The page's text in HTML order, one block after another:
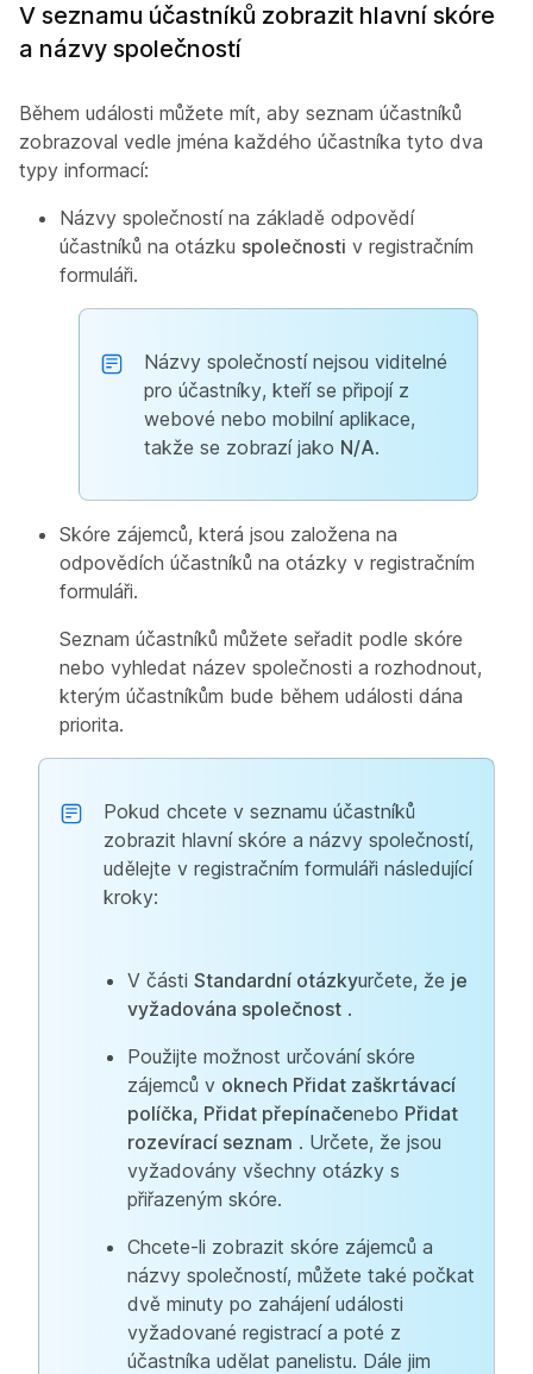
V seznamu účastníků zobrazit hlavní skóre
a názvy společností
Během události můžete mít, aby seznam účastníků
zobrazoval vedle jména každého účastníka tyto dva
typy informací:
Názvy společností na základě odpovědí
účastníků na otázku společnosti v registračním
formuláři.
Názvy společností nejsou viditelné
pro účastníky, kteří se připojí z
webové nebo mobilní aplikace,
takže se zobrazí jako N/A.
Skóre zájemců, která jsou založena na
odpovědích účastníků na otázky v registračním
formuláři.
Seznam účastníků můžete seřadit podle skóre
nebo vyhledat název společnosti a rozhodnout,
kterým účastníkům bude během události dána
priorita.
Pokud chcete v seznamu účastníků
zobrazit hlavní skóre a názvy společností,
udělejte v registračním formuláři následující
kroky:
V části Standardní otázkyurčete, že je
vyžadována společnost .
Použijte možnost určování skóre
zájemců v oknech Přidat zaškrtávací
políčka, Přidat přepínačenebo Přidat
rozevírací seznam . Určete, že jsou
vyžadovány všechny otázky s
přiřazeným skóre.
Chcete-li zobrazit skóre zájemců a
názvy společností, můžete také počkat
dvě minuty po zahájení události
vyžadované registrací a poté z
účastníka udělat panelistu. Dále jim